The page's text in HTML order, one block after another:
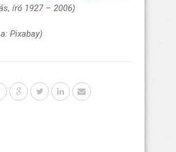
író 1927 – 2006)
Pixabay)